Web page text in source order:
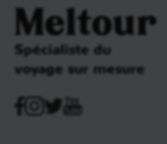
Meltour
Spécialiste du
voyage sur mesure